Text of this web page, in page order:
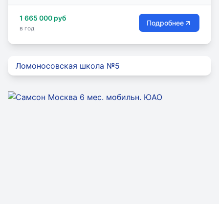
1 665 000 руб
в год
Подробнее
Ломоносовская школа №5